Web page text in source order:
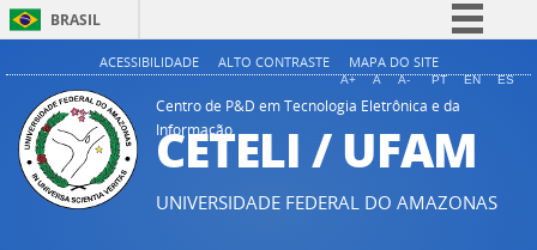
BRASIL
Simplifique!
Comunica BR
Participe
Acesso à informação
Legislação
ACESSIBILIDADE ALTO CONTRASTE MAPA DO SITE
A+ A A- PT EN ES
Centro de P&D em Tecnologia Eletrônica e da
Informação
CETELI / UFAM
UNIVERSIDADE FEDERAL DO AMAZONAS